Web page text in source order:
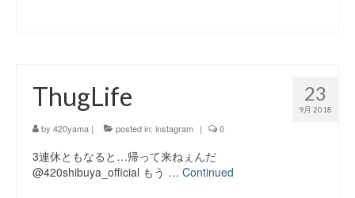
23
9月 2018
ThugLife
by 420yama | posted in: instagram | 0
3連休ともなると…帰って来ねぇんだ
@420shibuya_official もう … Continued